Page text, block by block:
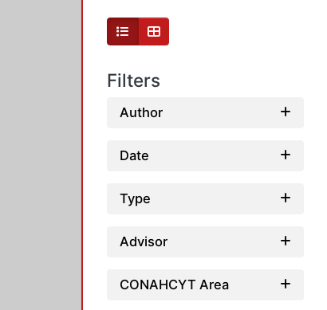
Filters
Author
Date
Type
Advisor
CONAHCYT Area